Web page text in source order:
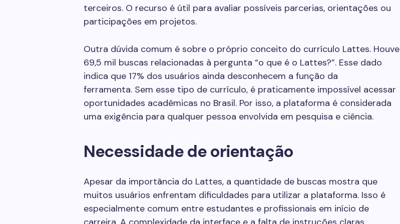
terceiros. O recurso é útil para avaliar possíveis parcerias, orientações ou
participações em projetos.
Outra dúvida comum é sobre o próprio conceito do currículo Lattes. Houve
69,5 mil buscas relacionadas à pergunta “o que é o Lattes?”. Esse dado
indica que 17% dos usuários ainda desconhecem a função da
ferramenta. Sem esse tipo de currículo, é praticamente impossível acessar
oportunidades acadêmicas no Brasil. Por isso, a plataforma é considerada
uma exigência para qualquer pessoa envolvida em pesquisa e ciência.
Necessidade de orientação
Apesar da importância do Lattes, a quantidade de buscas mostra que
muitos usuários enfrentam dificuldades para utilizar a plataforma. Isso é
especialmente comum entre estudantes e profissionais em início de